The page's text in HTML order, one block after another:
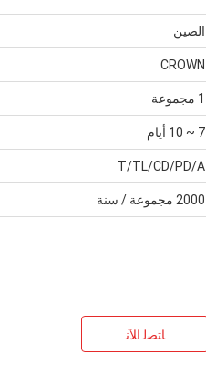
الصين
CROWN
1 مجموعة
7 ~ 10 أيام
T/TL/CD/PD/A
2000 مجموعة / سنة
ﺎﺘﺼﻟ ﺍﻶﻧ